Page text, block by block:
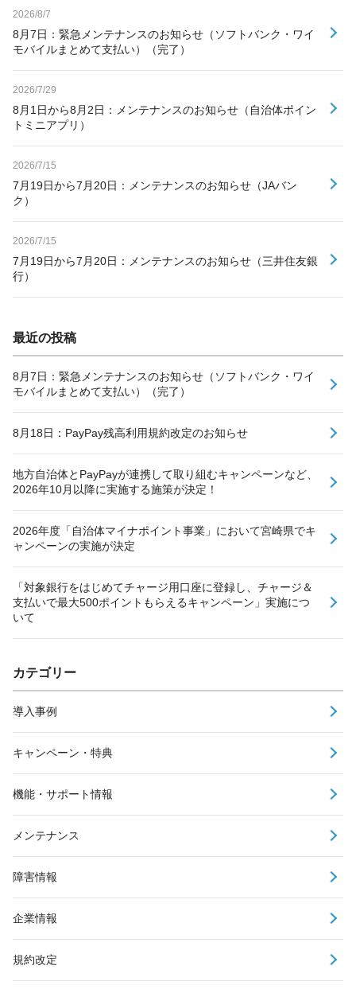
2026/8/7
8月7日：緊急メンテナンスのお知らせ（ソフトバンク・ワイ
モバイルまとめて支払い）（完了）
2026/7/29
8月1日から8月2日：メンテナンスのお知らせ（自治体ポイン
トミニアプリ）
2026/7/15
7月19日から7月20日：メンテナンスのお知らせ（JAバン
ク）
2026/7/15
7月19日から7月20日：メンテナンスのお知らせ（三井住友銀
行）
最近の投稿
8月7日：緊急メンテナンスのお知らせ（ソフトバンク・ワイ
モバイルまとめて支払い）（完了）
8月18日：PayPay残高利用規約改定のお知らせ
地方自治体とPayPayが連携して取り組むキャンペーンなど、
2026年10月以降に実施する施策が決定！
2026年度「自治体マイナポイント事業」において宮崎県でキ
ャンペーンの実施が決定
「対象銀行をはじめてチャージ用口座に登録し、チャージ＆
支払いで最大500ポイントもらえるキャンペーン」実施につ
いて
カテゴリー
導入事例
キャンペーン・特典
機能・サポート情報
メンテナンス
障害情報
企業情報
規約改定